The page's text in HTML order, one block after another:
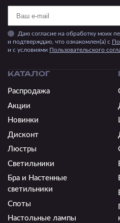
Даю согласие на обработку моих
и подтверждаю, что ознакомлен(а) с
и c условиями Пользовательского
КАТАЛОГ
Распродажа
Акции
Новинки
Дисконт
Люстры
Светильники
Бра и Настенные
светильники
Споты
Настольные лампы